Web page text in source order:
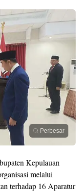
Perbesar
Kepulauan
melalui
terhadap 16 Aparatur